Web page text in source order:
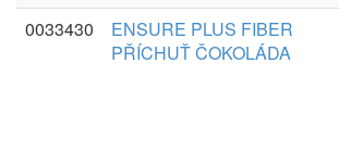
0033430
ENSURE PLUS FIBER
PŘÍCHUŤ ČOKOLÁDA